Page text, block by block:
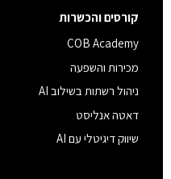
קורסים והכשרות
COB Academy
מכירות והשפעה
ניהול רשתות בשילוב AI
דאטה אנליסט
שיווק דיגיטלי עם AI